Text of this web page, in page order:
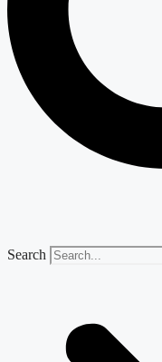
Search